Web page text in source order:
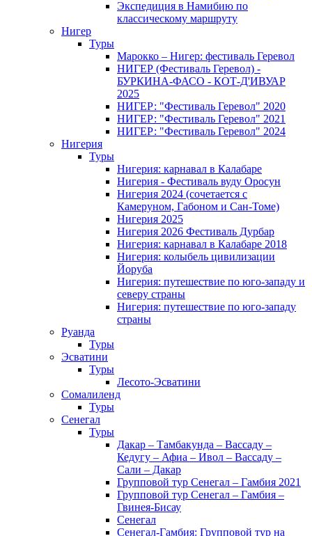
Экспедиция в Намибию по
классическому маршруту
Нигер
Туры
Марокко – Нигер: фестиваль Геревол
НИГЕР (Фестиваль Геревол) -
БУРКИНА-ФАСО - КОТ-Д'ИВУАР
2025
НИГЕР: "Фестиваль Геревол" 2020
НИГЕР: "Фестиваль Геревол" 2021
НИГЕР: "Фестиваль Геревол" 2024
Нигерия
Туры
Нигерия: карнавал в Калабаре
Нигерия - Фестиваль вуду Оросун
Нигерия 2024 (сочетается с
Камеруном, Габоном и Сан-Томе)
Нигерия 2025
Нигерия 2026 Фестиваль Дурбар
Нигерия: карнавал в Калабаре 2018
Нигерия: колыбель цивилизации
Йоруба
Нигерия: путешествие по юго-западу и
северу страны
Нигерия: путешествие по юго-западу
страны
Руанда
Туры
Эсватини
Туры
Лесото-Эсватини
Сомалиленд
Туры
Сенегал
Туры
Дакар – Тамбакунда – Вассаду –
Кедугу – Афиа – Ивол – Вассаду –
Сали – Дакар
Групповой тур Сенегал – Гамбия 2021
Групповой тур Сенегал – Гамбия –
Гвинея-Бисау
Сенегал
Сенегал-Гамбия: Групповой тур на